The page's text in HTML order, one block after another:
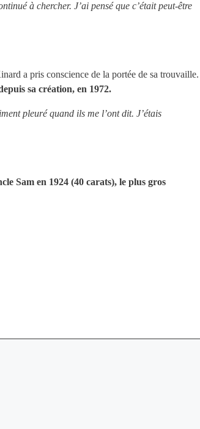
à chercher. J’ai pensé que c’était peut-être
a pris conscience de la portée de sa trouvaille.
sa création, en 1972.
pleuré quand ils me l’ont dit. J’étais
Sam en 1924 (40 carats), le plus gros